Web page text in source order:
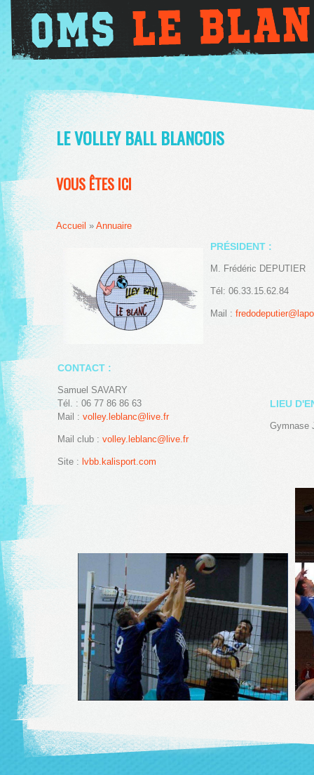
LE VOLLEY BALL BLANCOIS
VOUS ÊTES ICI
Accueil » Annuaire
PRÉSIDENT :
M. Frédéric DEPUTIER
Tél: 06.33.15.62.84
Mail :
CONTACT :
Samuel SAVARY
Tél. : 06 77 86 86 63
Mail : volley.leblanc@live.fr
Mail club : volley.leblanc@live.fr
Site : lvbb.kalisport.com
LIEU
Gymnase